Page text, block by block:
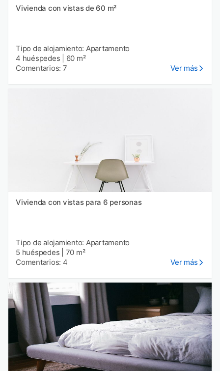
Vivienda con vistas de 60 m²
Tipo de alojamiento: Apartamento
4 huéspedes
60 m²
Comentarios: 7
Ver más
Vivienda con vistas para 6 personas
Tipo de alojamiento: Apartamento
5 huéspedes
70 m²
Comentarios: 4
Ver más